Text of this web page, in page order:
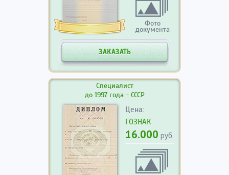
Фото
документа
ЗАКАЗАТЬ
Специалист
до 1997 года - СССР
Цена:
ГОЗНАК
16.000 руб.